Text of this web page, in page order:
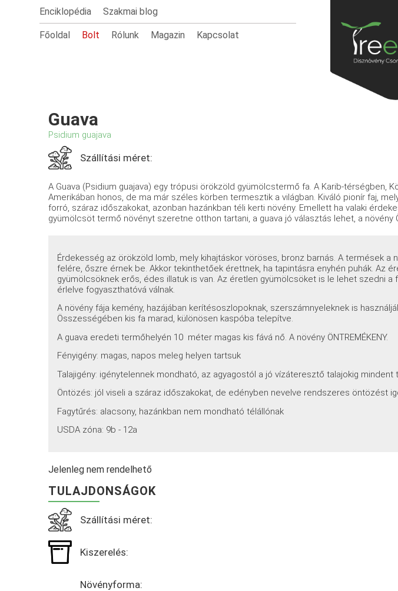
Enciklopédia Szakmai blog
Főoldal Bolt Rólunk Magazin Kapcsolat
Guava
Psidium guajava
Szállítási méret:
A Guava (Psidium guajava) egy trópusi örökzöld gyümölcstermő fa. A Karib-térségben,
Amerikában honos, de ma már széles körben termesztik a világban. Kiváló pionír faj,
forró, száraz időszakokat, azonban hazánkban téli kerti növény. Emellett ha valaki
gyümölcsöt termő növényt szeretne otthon tartani, a guava jó választás lehet, a növény
Érdekesség az örökzöld lomb, mely kihajtáskor vöröses, bronz barnás. A termések a
felére, őszre érnek be. Akkor tekinthetőek érettnek, ha tapintásra enyhén puhák. Az
gyümölcsöknek erős, édes illatuk is van. Az éretlen gyümölcsöket is le lehet szedni a
érlelve fogyaszthatóvá válnak.
A növény fája kemény, hazájában kerítésoszlopoknak, szerszámnyeleknek is
Összességében kis fa marad, különösen kaspóba telepítve.
A guava eredeti termőhelyén 10 méter magas kis fává nő. A növény ÖNTREMÉKENY.
Fényigény: magas, napos meleg helyen tartsuk
Talajigény: igénytelennek mondható, az agyagostól a jó vízáteresztő talajokig mindent
Öntözés: jól viseli a száraz időszakokat, de edényben nevelve rendszeres öntözést
Fagytűrés: alacsony, hazánkban nem mondható télállónak
USDA zóna: 9b - 12a
Jelenleg nem rendelhető
TULAJDONSÁGOK
Szállítási méret:
Kiszerelés:
Növényforma: